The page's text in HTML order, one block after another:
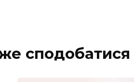
сподобатися